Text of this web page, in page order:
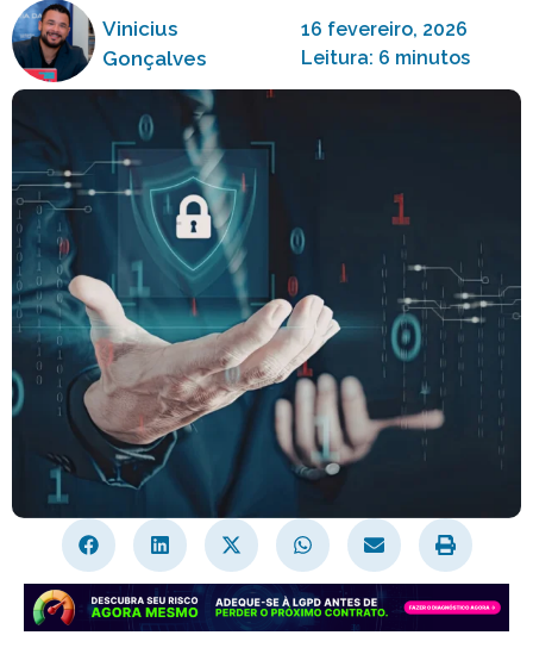
Vinicius
Gonçalves
16 fevereiro, 2026
Leitura: 6 minutos